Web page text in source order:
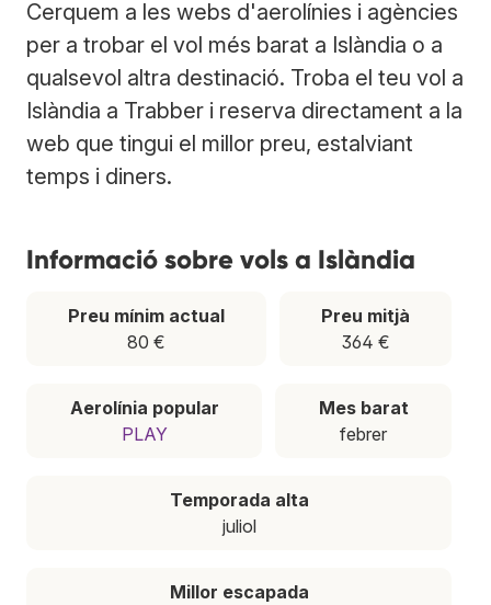
Cerquem a les webs d'aerolínies i agències
per a trobar el vol més barat a Islàndia o a
qualsevol altra destinació. Troba el teu vol a
Islàndia a Trabber i reserva directament a la
web que tingui el millor preu, estalviant
temps i diners.
Informació sobre vols a Islàndia
Preu mínim actual
80 €
Preu mitjà
364 €
Aerolínia popular
PLAY
Mes barat
febrer
Temporada alta
juliol
Millor escapada